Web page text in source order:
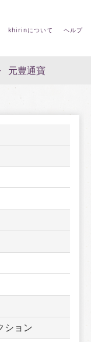
khirinについて ヘルプ
元豊通寶
ション